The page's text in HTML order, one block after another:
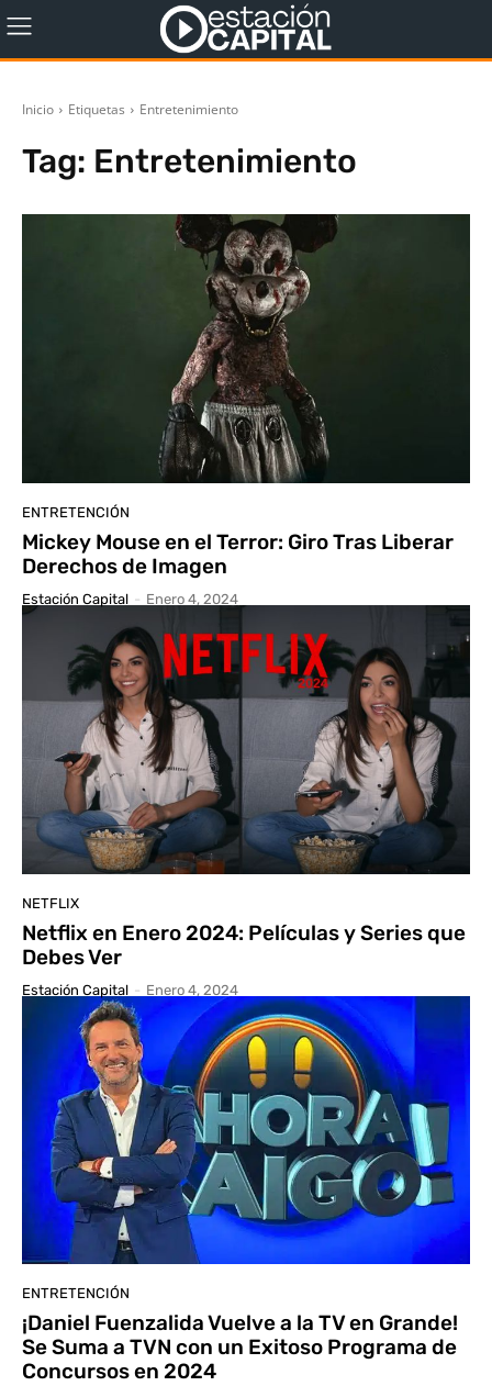
Inicio Etiquetas Entretenimiento
Tag: Entretenimiento
ENTRETENCIÓN
Mickey Mouse en el Terror: Giro Tras Liberar
Derechos de Imagen
Estación Capital - Enero 4, 2024
NETFLIX
Netflix en Enero 2024: Películas y Series que
Debes Ver
Estación Capital - Enero 4, 2024
ENTRETENCIÓN
¡Daniel Fuenzalida Vuelve a la TV en Grande!
Se Suma a TVN con un Exitoso Programa de
Concursos en 2024